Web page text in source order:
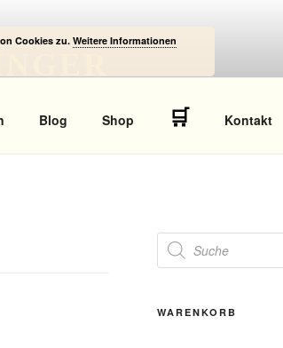
Blog Shop 🛒 Kontakt
Products
search
WARENKORB
Cookies zu. Weitere Informationen